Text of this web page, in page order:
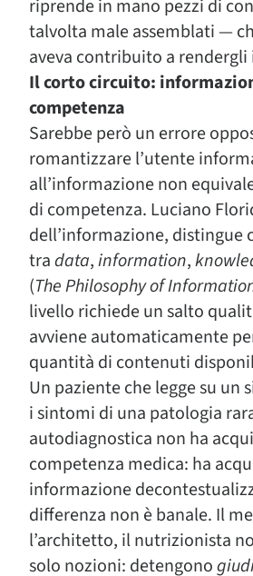
riprende in mano pezzi di
talvolta male assemblati —
aveva contribuito a rendergli
Il corto circuito:
competenza
Sarebbe però un errore
romantizzare l’utente
all’informazione non
di competenza. Luciano
dell’informazione, distingue
tradata,information,
(The Philosophy of
livello richiede un salto
avviene automaticamente
quantità di contenuti
Un paziente che legge su un
i sintomi di una patologia
autodiagnostica non ha
competenza medica: ha
informazione
differenza non è banale. Il
l’architetto, il nutrizionista
solo nozioni: detengono